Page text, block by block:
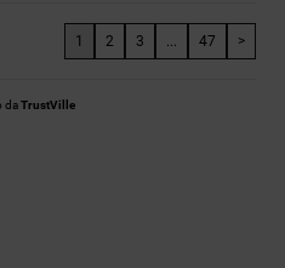
1 2 3 ... 47 >
daTrustVille